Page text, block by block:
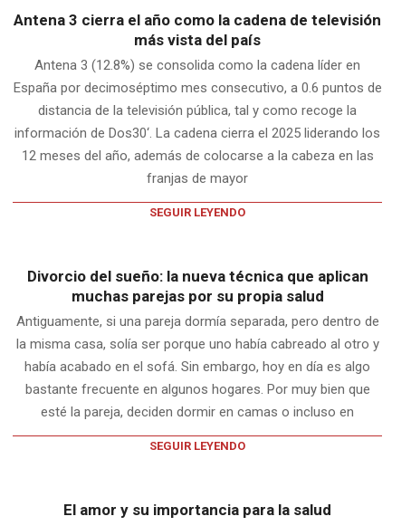
Antena 3 cierra el año como la cadena de televisión
más vista del país
Antena 3 (12.8%) se consolida como la cadena líder en
España por decimoséptimo mes consecutivo, a 0.6 puntos de
distancia de la televisión pública, tal y como recoge la
información de Dos30‘. La cadena cierra el 2025 liderando los
12 meses del año, además de colocarse a la cabeza en las
franjas de mayor
SEGUIR LEYENDO
Divorcio del sueño: la nueva técnica que aplican
muchas parejas por su propia salud
Antiguamente, si una pareja dormía separada, pero dentro de
la misma casa, solía ser porque uno había cabreado al otro y
había acabado en el sofá. Sin embargo, hoy en día es algo
bastante frecuente en algunos hogares. Por muy bien que
esté la pareja, deciden dormir en camas o incluso en
SEGUIR LEYENDO
El amor y su importancia para la salud